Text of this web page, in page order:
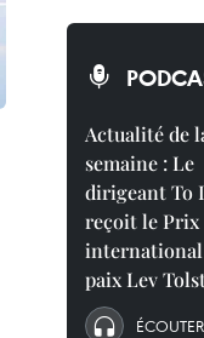
Actualité de
semaine : Le
dirigeant To
reçoit le Prix
international
paix Lev
ÉCOUTER